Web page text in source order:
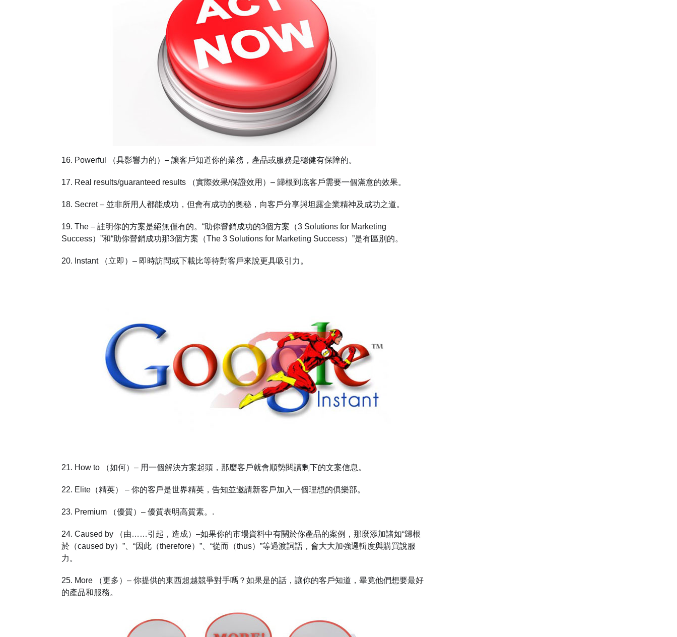
16. Powerful （具影響力的）– 讓客戶知道你的業務，產品或服務是穩健有保障的。
17. Real results/guaranteed results （實際效果/保證效用）– 歸根到底客戶需要一個滿意的效果。
18. Secret – 並非所用人都能成功，但會有成功的奧秘，向客戶分享與坦露企業精神及成功之道。
19. The – 註明你的方案是絕無僅有的。“助你營銷成功的3個方案（3 Solutions for Marketing
Success）”和“助你營銷成功那3個方案（The 3 Solutions for Marketing Success）”是有區別的。
20. Instant （立即）– 即時訪問或下載比等待對客戶來說更具吸引力。
21. How to （如何）– 用一個解決方案起頭，那麼客戶就會順勢閱讀剩下的文案信息。
22. Elite（精英） – 你的客戶是世界精英，告知並邀請新客戶加入一個理想的俱樂部。
23. Premium （優質）– 優質表明高質素。.
24. Caused by （由……引起，造成）–如果你的市場資料中有關於你產品的案例，那麼添加諸如“歸根
於（caused by）”、“因此（therefore）”、“從而（thus）”等過渡詞語，會大大加強邏輯度與購買說服
力。
25. More （更多）– 你提供的東西超越競爭對手嗎？如果是的話，讓你的客戶知道，畢竟他們想要最好
的產品和服務。